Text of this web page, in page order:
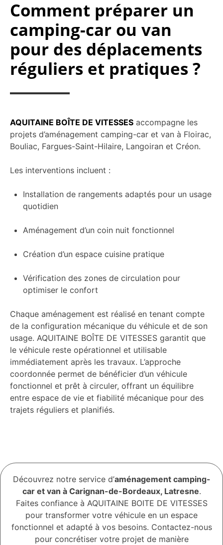
Comment préparer un
camping-car ou van
pour des déplacements
réguliers et pratiques ?
AQUITAINE BOÎTE DE VITESSES accompagne les
projets d’aménagement camping-car et van à Floirac,
Bouliac, Fargues-Saint-Hilaire, Langoiran et Créon.
Les interventions incluent :
Installation de rangements adaptés pour un usage
quotidien
Aménagement d’un coin nuit fonctionnel
Création d’un espace cuisine pratique
Vérification des zones de circulation pour
optimiser le confort
Chaque aménagement est réalisé en tenant compte
de la configuration mécanique du véhicule et de son
usage. AQUITAINE BOÎTE DE VITESSES garantit que
le véhicule reste opérationnel et utilisable
immédiatement après les travaux. L’approche
coordonnée permet de bénéficier d’un véhicule
fonctionnel et prêt à circuler, offrant un équilibre
entre espace de vie et fiabilité mécanique pour des
trajets réguliers et planifiés.
Découvrez notre service d’aménagement camping-
car et van à Carignan-de-Bordeaux, Latresne.
Faites confiance à AQUITAINE BOITE DE VITESSES
pour transformer votre véhicule en un espace
fonctionnel et adapté à vos besoins. Contactez-nous
pour concrétiser votre projet de manière